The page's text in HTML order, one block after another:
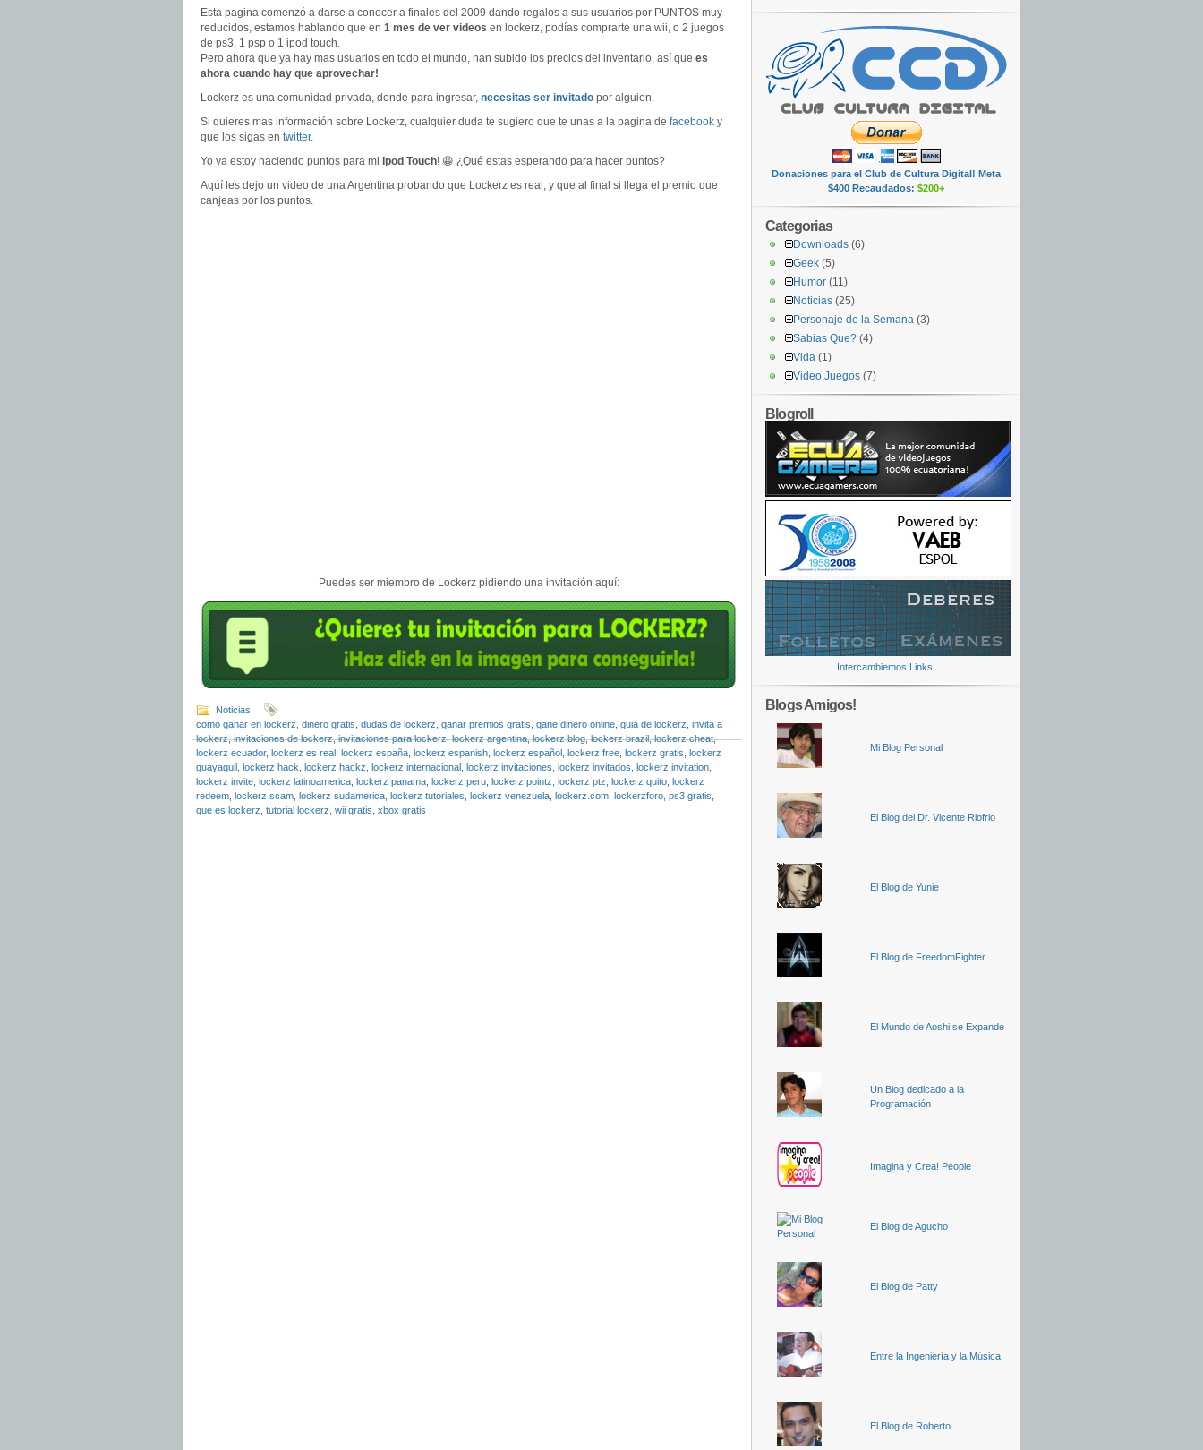
Esta pagina comenzó a darse a conocer a finales del 2009 dando regalos a sus usuarios por PUNTOS muy
reducidos, estamos hablando que en 1 mes de ver videos en lockerz, podías comprarte una wii, o 2 juegos
de ps3, 1 psp o 1 ipod touch.
Pero ahora que ya hay mas usuarios en todo el mundo, han subido los precios del inventario, así que es
ahora cuando hay que aprovechar!
Lockerz es una comunidad privada, donde para ingresar, necesitas ser invitado por alguien.
Si quieres mas información sobre Lockerz, cualquier duda te sugiero que te unas a la pagina de facebook y
que los sigas en twitter.
Yo ya estoy haciendo puntos para mi Ipod Touch! 😀 ¿Qué estas esperando para hacer puntos?
Aquí les dejo un video de una Argentina probando que Lockerz es real, y que al final si llega el premio que
canjeas por los puntos.
Puedes ser miembro de Lockerz pidiendo una invitación aquí:
Noticias
como ganar en lockerz dinero gratis dudas de lockerz ganar premios gratis gane dinero online guia de lockerz invita a
lockerz,invitaciones de lockerz,invitaciones para lockerz,lockerz argentina,lockerz blog,lockerz brazil,lockerz cheat,
lockerz ecuador, lockerz es real lockerz españa lockerz espanish lockerz español lockerz free lockerz gratis lockerz
guayaquil lockerz hack lockerz hackz lockerz internacional lockerz invitaciones lockerz invitados lockerz invitation
lockerz invite lockerz latinoamerica lockerz panama lockerz peru lockerz pointz lockerz ptz lockerz quito lockerz
redeem lockerz scam lockerz sudamerica lockerz tutoriales lockerz venezuela lockerz.com lockerzforo ps3 gratis
que es lockerz tutorial lockerz wii gratis xbox gratis
Donaciones para el Club de Cultura Digital! Meta
$400 Recaudados: $200+
Categorias
Downloads (6)
Geek (5)
Humor (11)
Noticias (25)
Personaje de la Semana (3)
Sabias Que? (4)
Vida (1)
Video Juegos (7)
Blogroll
Intercambiemos Links!
Blogs Amigos!
Mi Blog Personal
El Blog del Dr. Vicente Riofrio
El Blog de Yunie
El Blog de FreedomFighter
El Mundo de Aoshi se Expande
Un Blog dedicado a la
Programación
Imagina y Crea! People
El Blog de Agucho
El Blog de Patty
Entre la Ingeniería y la Música
El Blog de Roberto